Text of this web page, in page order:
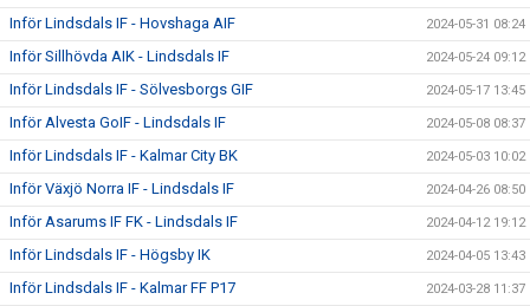
Inför Lindsdals IF - Hovshaga AIF 2024-05-31 08:24
Inför Sillhövda AIK - Lindsdals IF 2024-05-24 09:12
Inför Lindsdals IF - Sölvesborgs GIF 2024-05-17 13:45
Inför Alvesta GoIF - Lindsdals IF 2024-05-08 08:37
Inför Lindsdals IF - Kalmar City BK 2024-05-03 10:02
Inför Växjö Norra IF - Lindsdals IF 2024-04-26 08:50
Inför Asarums IF FK - Lindsdals IF 2024-04-12 19:12
Inför Lindsdals IF - Högsby IK 2024-04-05 13:43
Inför Lindsdals IF - Kalmar FF P17 2024-03-28 11:37